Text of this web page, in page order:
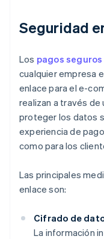
Seguridad
Los pagos seguros
cualquier empresa
enlace para el e-
realizan a través
proteger los datos
experiencia de
como para los
Las principales
enlace son:
Cifrado de
La información